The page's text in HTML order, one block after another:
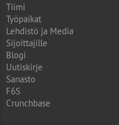
Tiimi
Työpaikat
Lehdistö ja Media
Sijoittajille
Blogi
Uutiskirje
Sanasto
F6S
Crunchbase